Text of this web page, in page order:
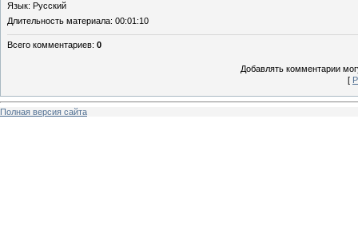
Язык: Русский
Длительность материала: 00:01:10
Всего комментариев: 0
Добавлять комментарии
[
Полная версия сайта